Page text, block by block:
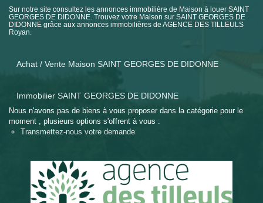
Sur notre site consultez les annonces immobilière de Maison à louer SAINT
GEORGES DE DIDONNE. Trouvez votre Maison sur SAINT GEORGES DE
DIDONNE grâce aux annonces immobilières de AGENCE DES TILLEULS
Royan.
Achat / Vente Maison SAINT GEORGES DE DIDONNE
Immobilier SAINT GEORGES DE DIDONNE
Nous n'avons pas de biens à vous proposer dans la catégorie pour le
moment , plusieurs options s'offrent à vous :
Transmettez-nous votre demande